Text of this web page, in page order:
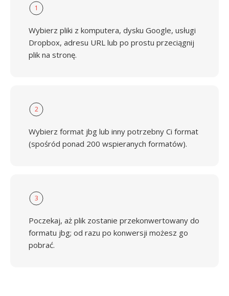
1
Wybierz pliki z komputera, dysku Google, usługi
Dropbox, adresu URL lub po prostu przeciągnij
plik na stronę.
2
Wybierz format jbg lub inny potrzebny Ci format
(spośród ponad 200 wspieranych formatów).
3
Poczekaj, aż plik zostanie przekonwertowany do
formatu jbg; od razu po konwersji możesz go
pobrać.